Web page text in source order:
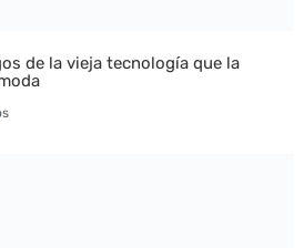
de la vieja tecnología que la